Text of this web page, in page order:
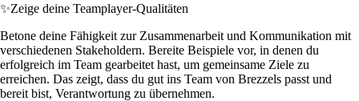
✨Zeige deine Teamplayer-Qualitäten
Betone deine Fähigkeit zur Zusammenarbeit und Kommunikation mit
verschiedenen Stakeholdern. Bereite Beispiele vor, in denen du
erfolgreich im Team gearbeitet hast, um gemeinsame Ziele zu
erreichen. Das zeigt, dass du gut ins Team von Brezzels passt und
bereit bist, Verantwortung zu übernehmen.